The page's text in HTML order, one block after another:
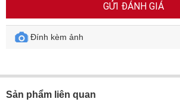
GỬI ĐÁNH GIÁ
Đính kèm ảnh
Sản phẩm liên quan